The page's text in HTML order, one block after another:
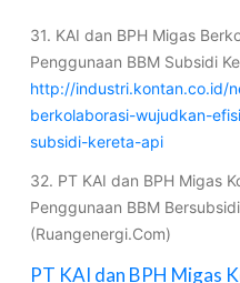
31. KAI dan BPH Migas
Penggunaan BBM Subsidi
http://industri.kontan.co.id/
berkolaborasi-wujudkan-
subsidi-kereta-api
32. PT KAI dan BPH Migas
Penggunaan BBM
(Ruangenergi.Com)
PT KAI dan BPH Migas